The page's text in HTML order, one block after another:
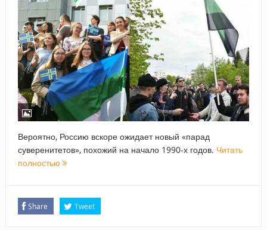
Вероятно, Россию вскоре ожидает новый «парад
суверенитетов», похожий на начало 1990-х годов. Читать
полностью
Share Tweet